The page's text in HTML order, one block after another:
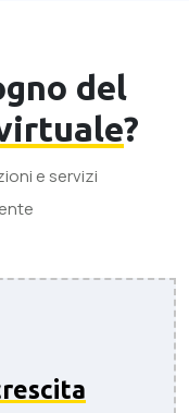
del
?
e servizi